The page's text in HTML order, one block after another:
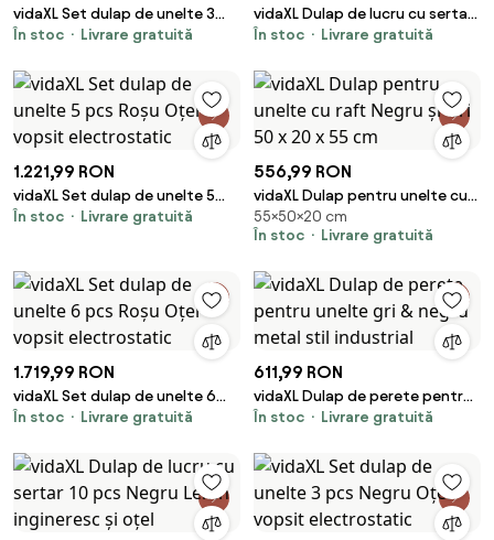
vidaXL Set dulap de unelte 3
pcs Negru Oțel vopsit
În stoc Livrare gratuită
vidaXL Dulap de lucru cu sertar
10 pcs Negru Lemn ingineresc și
În stoc Livrare gratuită
1.221,99 RON
vidaXL Set dulap de unelte 5
pcs Roșu Oțel vopsit
În stoc Livrare gratuită
556,99 RON
vidaXL Dulap pentru unelte cu
raft Negru și Gri 50 x 20 x 55 cm
55×50×20 cm
În stoc
Livrare gratuită
1.719,99 RON
vidaXL Set dulap de unelte 6
pcs Roșu Oțel vopsit
În stoc Livrare gratuită
611,99 RON
vidaXL Dulap de perete pentru
unelte gri & negru metal stil
În stoc Livrare gratuită